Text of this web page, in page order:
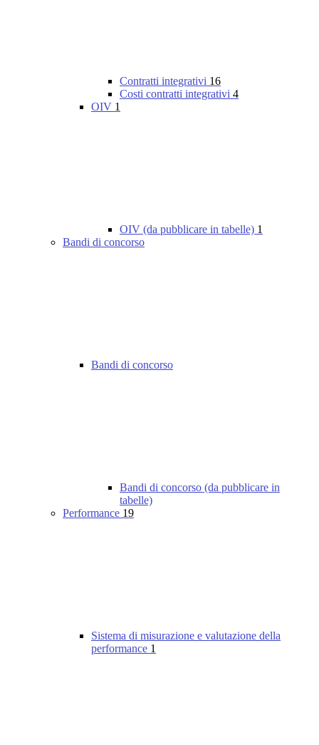
Contratti integrativi 16
Costi contratti integrativi 4
OIV 1
OIV (da pubblicare in tabelle) 1
Bandi di concorso
Bandi di concorso
Bandi di concorso (da pubblicare in
tabelle)
Performance 19
Sistema di misurazione e valutazione della
performance 1